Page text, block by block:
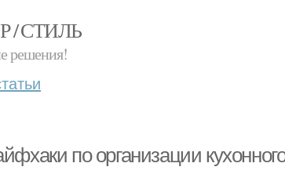
/ СТИЛЬ
решения!
по организации